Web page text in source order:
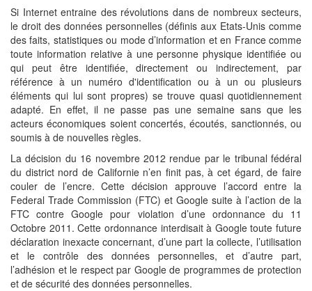
Si Internet entraine des révolutions dans de nombreux secteurs,
le droit des données personnelles (définis aux Etats-Unis comme
des faits, statistiques ou mode d’information et en France comme
toute information relative à une personne physique identifiée ou
qui peut être identifiée, directement ou indirectement, par
référence à un numéro d'identification ou à un ou plusieurs
éléments qui lui sont propres) se trouve quasi quotidiennement
adapté. En effet, il ne passe pas une semaine sans que les
acteurs économiques soient concertés, écoutés, sanctionnés, ou
soumis à de nouvelles règles.
La décision du 16 novembre 2012 rendue par le tribunal fédéral
du district nord de Californie n’en finit pas, à cet égard, de faire
couler de l’encre. Cette décision approuve l’accord entre la
Federal Trade Commission (FTC) et Google suite à l’action de la
FTC contre Google pour violation d’une ordonnance du 11
Octobre 2011. Cette ordonnance interdisait à Google toute future
déclaration inexacte concernant, d’une part la collecte, l’utilisation
et le contrôle des données personnelles, et d’autre part,
l’adhésion et le respect par Google de programmes de protection
et de sécurité des données personnelles.